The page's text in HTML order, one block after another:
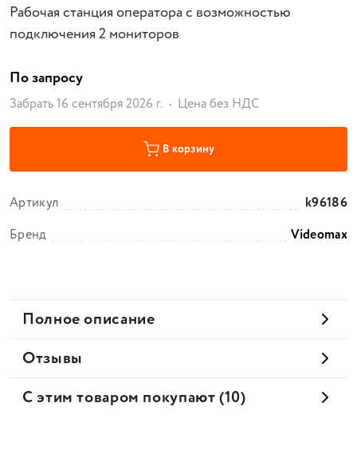
Рабочая станция оператора с возможностью
подключения 2 мониторов
По запросу
Забрать 16 сентября 2026 г. Цена без НДС
В корзину
Артикул
k96186
Бренд
Videomax
Полное описание
Отзывы
С этим товаром покупают (10)